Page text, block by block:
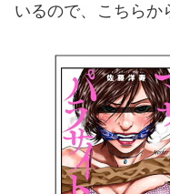
いるので、こちらか